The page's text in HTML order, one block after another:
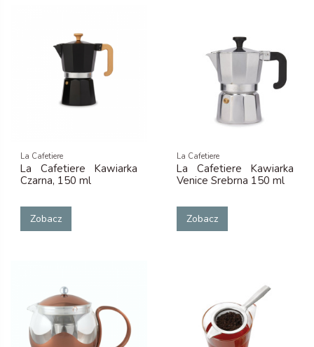
La Cafetiere
La Cafetiere Kawiarka
Czarna, 150 ml
Zobacz
La Cafetiere
La Cafetiere Kawiarka
Venice Srebrna 150 ml
Zobacz